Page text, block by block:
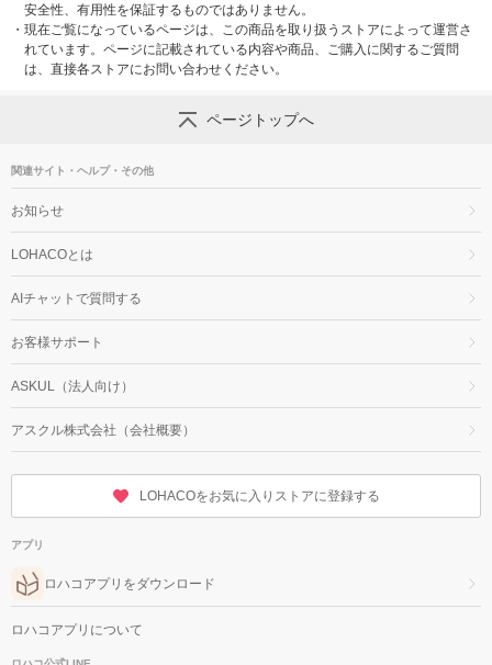
安全性、有用性を保証するものではありません。
・ 現在ご覧になっているページは、この商品を取り扱うストアによって運営さ
れています。ページに記載されている内容や商品、ご購入に関するご質問
は、直接各ストアにお問い合わせください。
ページトップへ
関連サイト・ヘルプ・その他
お知らせ
LOHACOとは
AIチャットで質問する
お客様サポート
ASKUL（法人向け）
アスクル株式会社（会社概要）
LOHACOをお気に入りストアに登録する
アプリ
ロハコアプリをダウンロード
ロハコアプリについて